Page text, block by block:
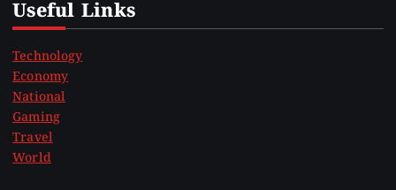
Useful Links
Technology
Economy
National
Gaming
Travel
World